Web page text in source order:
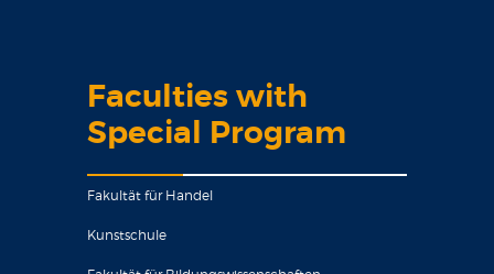
Faculties with
Special Program
Fakultät für Handel
Kunstschule